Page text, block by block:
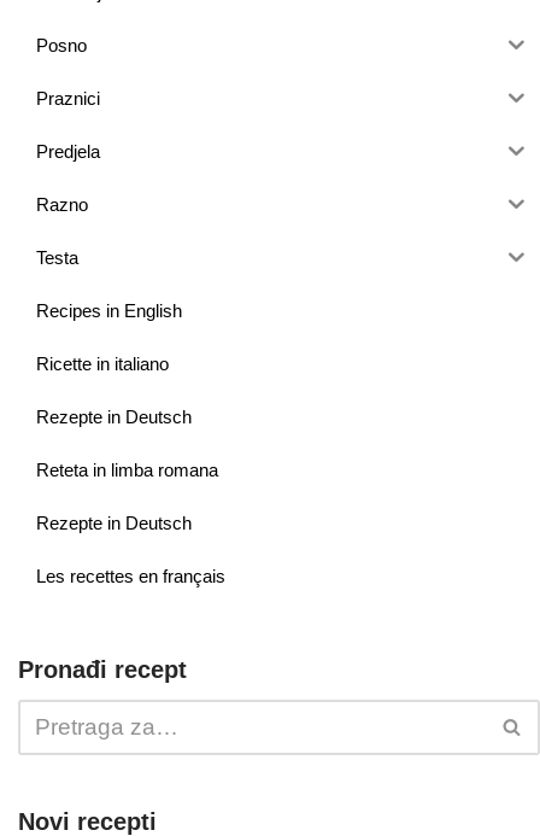
Posno
Praznici
Predjela
Razno
Testa
Recipes in English
Ricette in italiano
Rezepte in Deutsch
Reteta in limba romana
Rezepte in Deutsch
Les recettes en français
Pronađi recept
Novi recepti